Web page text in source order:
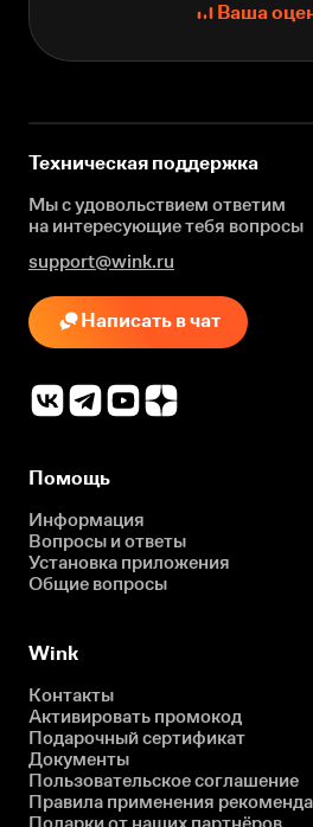
Ваша
Техническая поддержка
Мы с удовольствием ответим
на интересующиетебя вопросы
support@wink.ru
Написать в чат
Помощь
Информация
Вопросы и ответы
Установка приложения
Общие вопросы
Wink
Контакты
Активировать промокод
Подарочный сертификат
Документы
Пользовательское соглашение
Правила применения
Подарки от наших партнёров